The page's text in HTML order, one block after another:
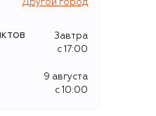
Другой город
Завтра
c 17:00
9 августа
c 10:00